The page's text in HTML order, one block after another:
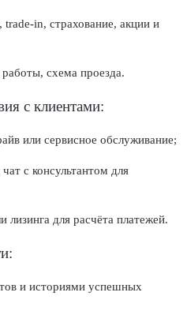
trade-in, страхование, акции и
схема проезда.
с клиентами:
или сервисное обслуживание;
с консультантом для
лизинга для расчёта платежей.
и историями успешных